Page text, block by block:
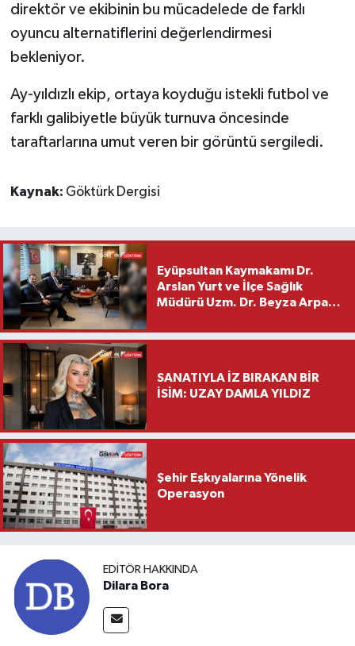
direktör ve ekibinin bu mücadelede de farklı
oyuncu alternatiflerini değerlendirmesi
bekleniyor.
Ay-yıldızlı ekip, ortaya koyduğu istekli futbol ve
farklı galibiyetle büyük turnuva öncesinde
taraftarlarına umut veren bir görüntü sergiledi.
Kaynak: Göktürk Dergisi
Eyüpsultan Kaymakamı Dr.
Arslan Yurt ve İlçe Sağlık
Müdürü Uzm. Dr. Beyza Arpacı
Ziyareti
SANATIYLA İZ BIRAKAN BİR
İSİM: UZAY DAMLA YILDIZ
Şehir Eşkıyalarına Yönelik
Operasyon
EDITÖR HAKKINDA
Dilara Bora